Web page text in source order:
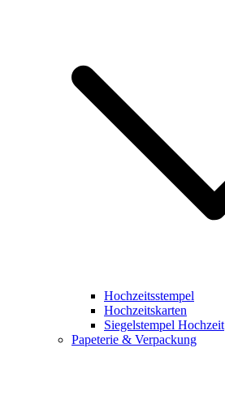
Hochzeitsstempel
Hochzeitskarten
Siegelstempel Hochzeit
Papeterie & Verpackung